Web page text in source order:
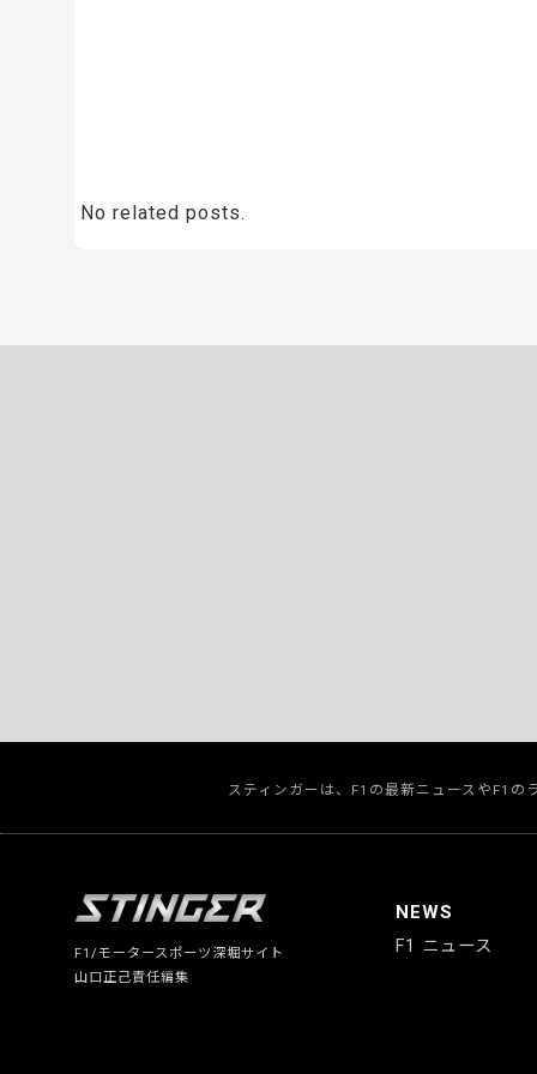
No related posts.
スティンガーは、F1の最新ニュースやF1
F1/モータースポーツ深堀サイト
山口正己責任編集
NEWS
F1 ニュース